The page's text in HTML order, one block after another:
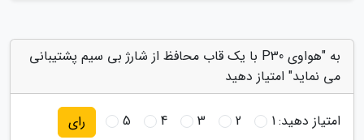
به "هواوی P30 با یک قاب محافظ از شارژ بی سیم پشتیبانی
می نماید" امتیاز دهید
امتیاز دهید:1
2
3
4
5 رای